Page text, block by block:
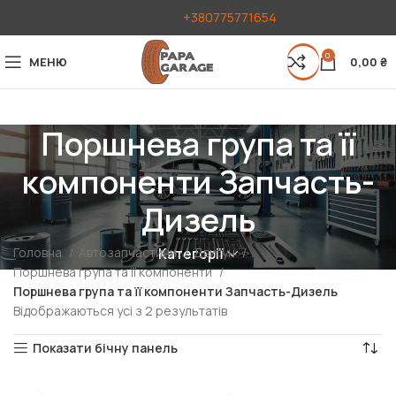
+380775771654
МЕНЮ 0 0,00 ₴
Поршнева група та її
компоненти Запчасть-
Дизель
Категорії
Головна Автозапчастини
Двигун
Поршнева група та її компоненти
Поршнева група та її компоненти Запчасть-Дизель
Відображаються усі з 2 результатів
Показати бічну панель